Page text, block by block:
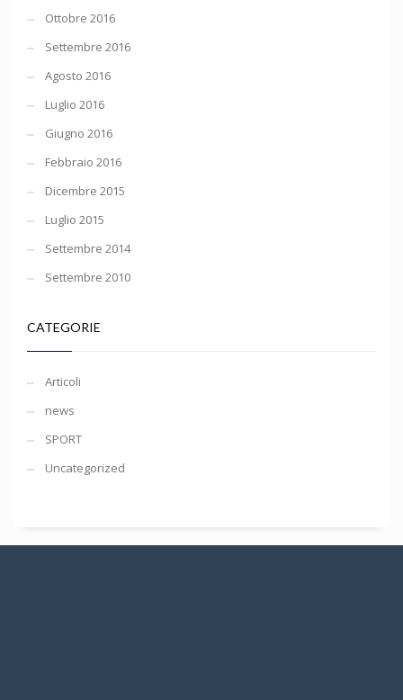
Ottobre 2016
Settembre 2016
Agosto 2016
Luglio 2016
Giugno 2016
Febbraio 2016
Dicembre 2015
Luglio 2015
Settembre 2014
Settembre 2010
CATEGORIE
Articoli
news
SPORT
Uncategorized